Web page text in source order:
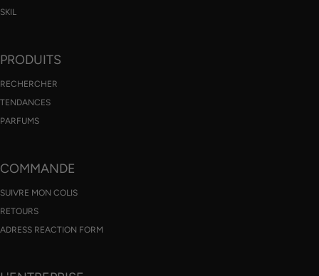
SKIL
PRODUITS
RECHERCHER
TENDANCES
PARFUMS
COMMANDE
SUIVRE MON COLIS
RETOURS
ADRESS REACTION FORM